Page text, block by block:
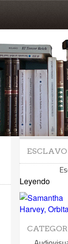
Leyendo